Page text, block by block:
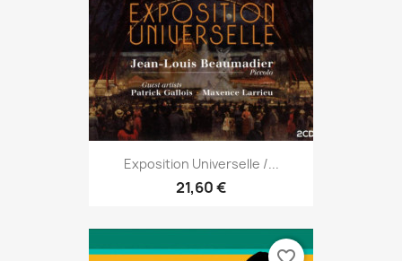
Exposition Universelle /...
21,60 €